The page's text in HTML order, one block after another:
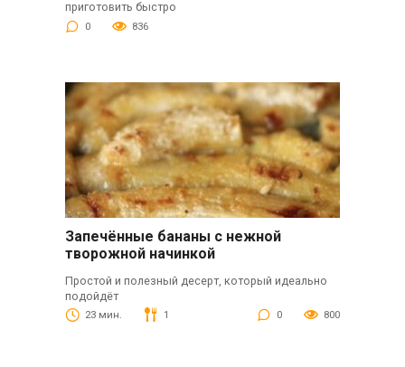
приготовить быстро
0 836
Запечённые бананы с нежной
творожной начинкой
Простой и полезный десерт, который идеально
подойдёт
23 мин. 1 0 800